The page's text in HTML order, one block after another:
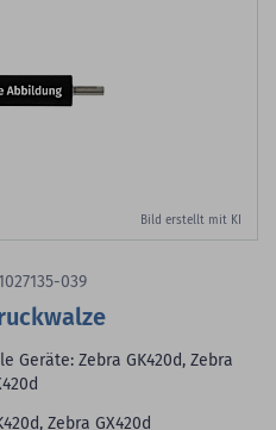
Bild erstellt mit KI
039
Geräte: Zebra GK420d, Zebra
Zebra GX420d